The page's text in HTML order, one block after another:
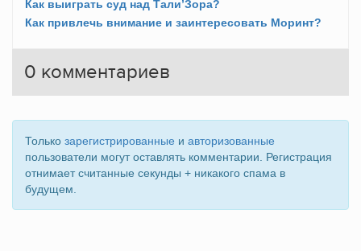
Как выиграть суд над Тали’Зора?
Как привлечь внимание и заинтересовать Моринт?
0 комментариев
Только зарегистрированные и авторизованные
пользователи могут оставлять комментарии. Регистрация
отнимает считанные секунды + никакого спама в
будущем.